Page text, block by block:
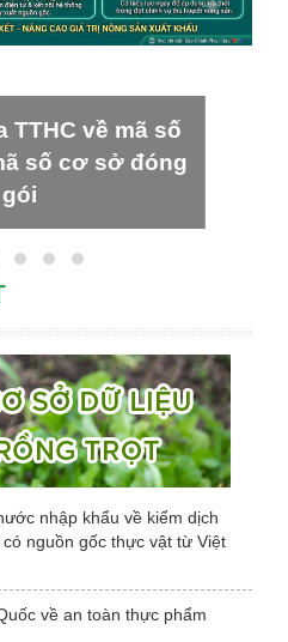
TTHC về mã số
số cơ sở đóng
gói
nhập khẩu về kiểm dịch
nguồn gốc thực vật từ Việt
về an toàn thực phẩm